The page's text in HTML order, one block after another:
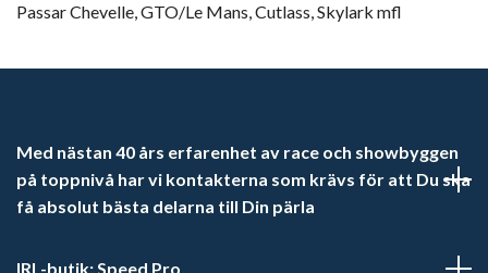
Passar Chevelle, GTO/Le Mans, Cutlass, Skylark mfl
Med nästan 40 års erfarenhet av race och showbyggen
på toppnivå har vi kontakterna som krävs för att Du ska
få absolut bästa delarna till Din pärla
IRL-butik: Speed Pro